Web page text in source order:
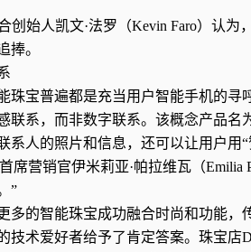
创始人凯文·法罗（Kevin Faro）认
捧。
珠宝普遍都是充当用户智能手机的寻
联系，而非数字联系。该概念产品名
系人的照片和信息，还可以让用户用“
席营销官伊米莉亚·帕拉维瓦（
”
多的智能珠宝成功融合时尚和功能，
技术爱好者给予了肯定答案。珠宝店